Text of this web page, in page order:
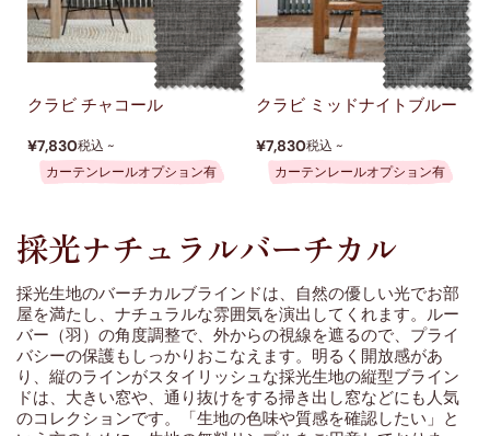
クラビ チャコール
¥7,830税込 ~
カーテンレールオプション有
クラビ ミッドナイトブルー
¥7,830税込 ~
カーテンレールオプション有
採光ナチュラルバーチカル
採光生地のバーチカルブラインドは、自然の優しい光でお部
屋を満たし、ナチュラルな雰囲気を演出してくれます。ルー
バー（羽）の角度調整で、外からの視線を遮るので、プライ
バシーの保護もしっかりおこなえます。明るく開放感があ
り、縦のラインがスタイリッシュな採光生地の縦型ブライン
ドは、大きい窓や、通り抜けをする掃き出し窓などにも人気
のコレクションです。「生地の色味や質感を確認したい」と